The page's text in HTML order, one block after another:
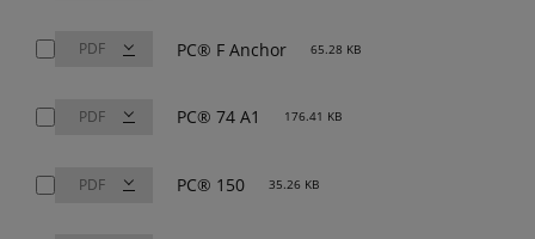
PC® F Anchor 65.28 KB
PC® 74 A1 176.41 KB
PC® 150 35.26 KB